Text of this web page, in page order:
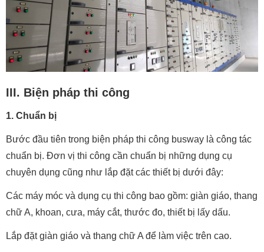
III. Biện pháp thi công
1. Chuẩn bị
Bước đầu tiên trong biện pháp thi công busway là công tác
chuẩn bị. Đơn vị thi công cần chuẩn bị những dụng cụ
chuyên dụng cũng như lắp đặt các thiết bị dưới đây:
Các máy móc và dụng cụ thi công bao gồm: giàn giáo, thang
chữ A, khoan, cưa, máy cắt, thước đo, thiết bị lấy dấu.
Lắp đặt giàn giáo và thang chữ A để làm việc trên cao.